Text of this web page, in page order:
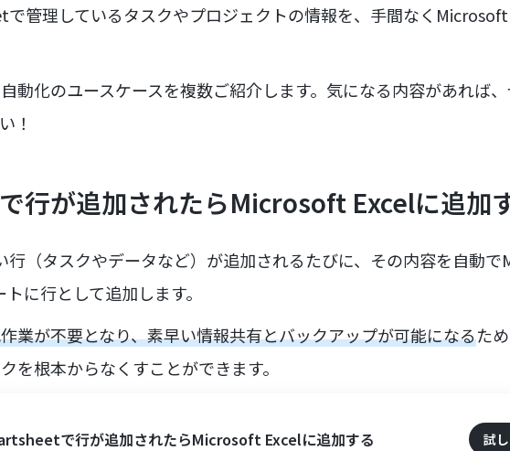
管理しているタスクやプロジェクトの情報を、手間なく
動化のユースケースを複数ご紹介します。気になる内容があれば、
！
行が追加されたらMicrosoft Excelに追加
（タスクやデータなど）が追加されるたびに、その内容を自動
に行として追加します。
業が不要となり、素早い情報共有とバックアップが可能になるた
を根本からなくすことができます。
で行が追加されたらMicrosoft Excelに追加する 試